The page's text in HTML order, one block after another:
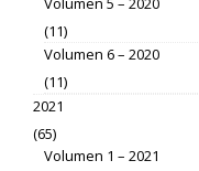
(11)
Volumen 6 – 2020
(11)
2021
(65)
Volumen 1 – 2021